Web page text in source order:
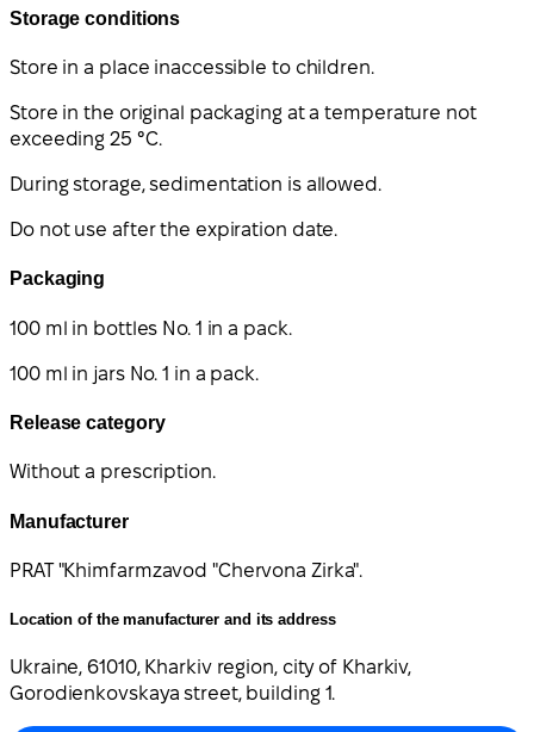
Storage conditions
Store in a place inaccessible to children.
Store in the original packaging at a temperature not
exceeding 25 °C.
During storage, sedimentation is allowed.
Do not use after the expiration date.
Packaging
100 ml in bottles No. 1 in a pack.
100 ml in jars No. 1 in a pack.
Release category
Without a prescription.
Manufacturer
PRAT "Khimfarmzavod "Chervona Zirka".
Location of the manufacturer and its address
Ukraine, 61010, Kharkiv region, city of Kharkiv,
Gorodienkovskaya street, building 1.